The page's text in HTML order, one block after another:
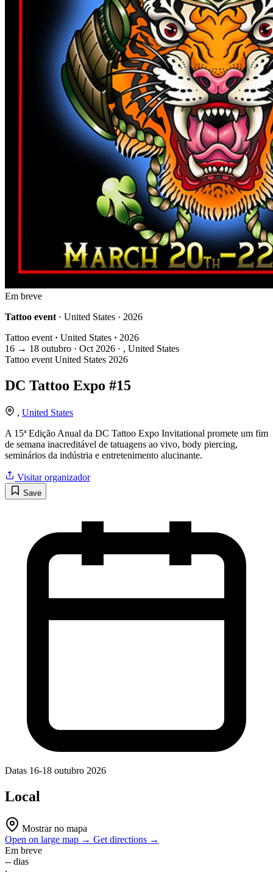
Em breve
Tattoo event · United States · 2026
Tattoo event · United States · 2026
16 → 18 outubro · Oct 2026 · , United States
Tattoo event United States 2026
DC Tattoo Expo #15
, United States
A 15ª Edição Anual da DC Tattoo Expo Invitational promete um fim
de semana inacreditável de tatuagens ao vivo, body piercing,
seminários da indústria e entretenimento alucinante.
Visitar organizador
Save
Datas 16-18 outubro 2026
Local
Mostrar no mapa
Open on large map → Get directions →
Em breve
-- dias